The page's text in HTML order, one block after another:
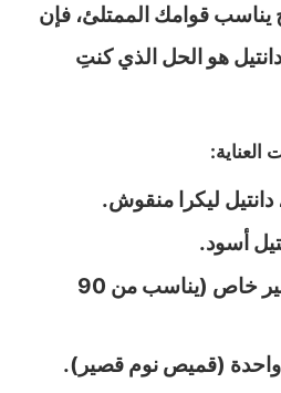
يناسب قوامك الممتلئ، فإن
هو الحل الذي كنتِ
العناية:
دانتيل ليكرا منقوش.
أسود.
المقاس: مقاس كبير خاص (يناسب من 90
(قميص نوم قصير).